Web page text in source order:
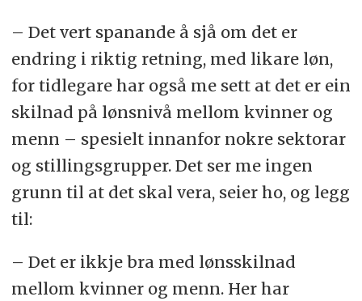
– Det vert spanande å sjå om det er
endring i riktig retning, med likare løn,
for tidlegare har også me sett at det er ein
skilnad på lønsnivå mellom kvinner og
menn – spesielt innanfor nokre sektorar
og stillingsgrupper. Det ser me ingen
grunn til at det skal vera, seier ho, og legg
til:
– Det er ikkje bra med lønsskilnad
mellom kvinner og menn. Her har